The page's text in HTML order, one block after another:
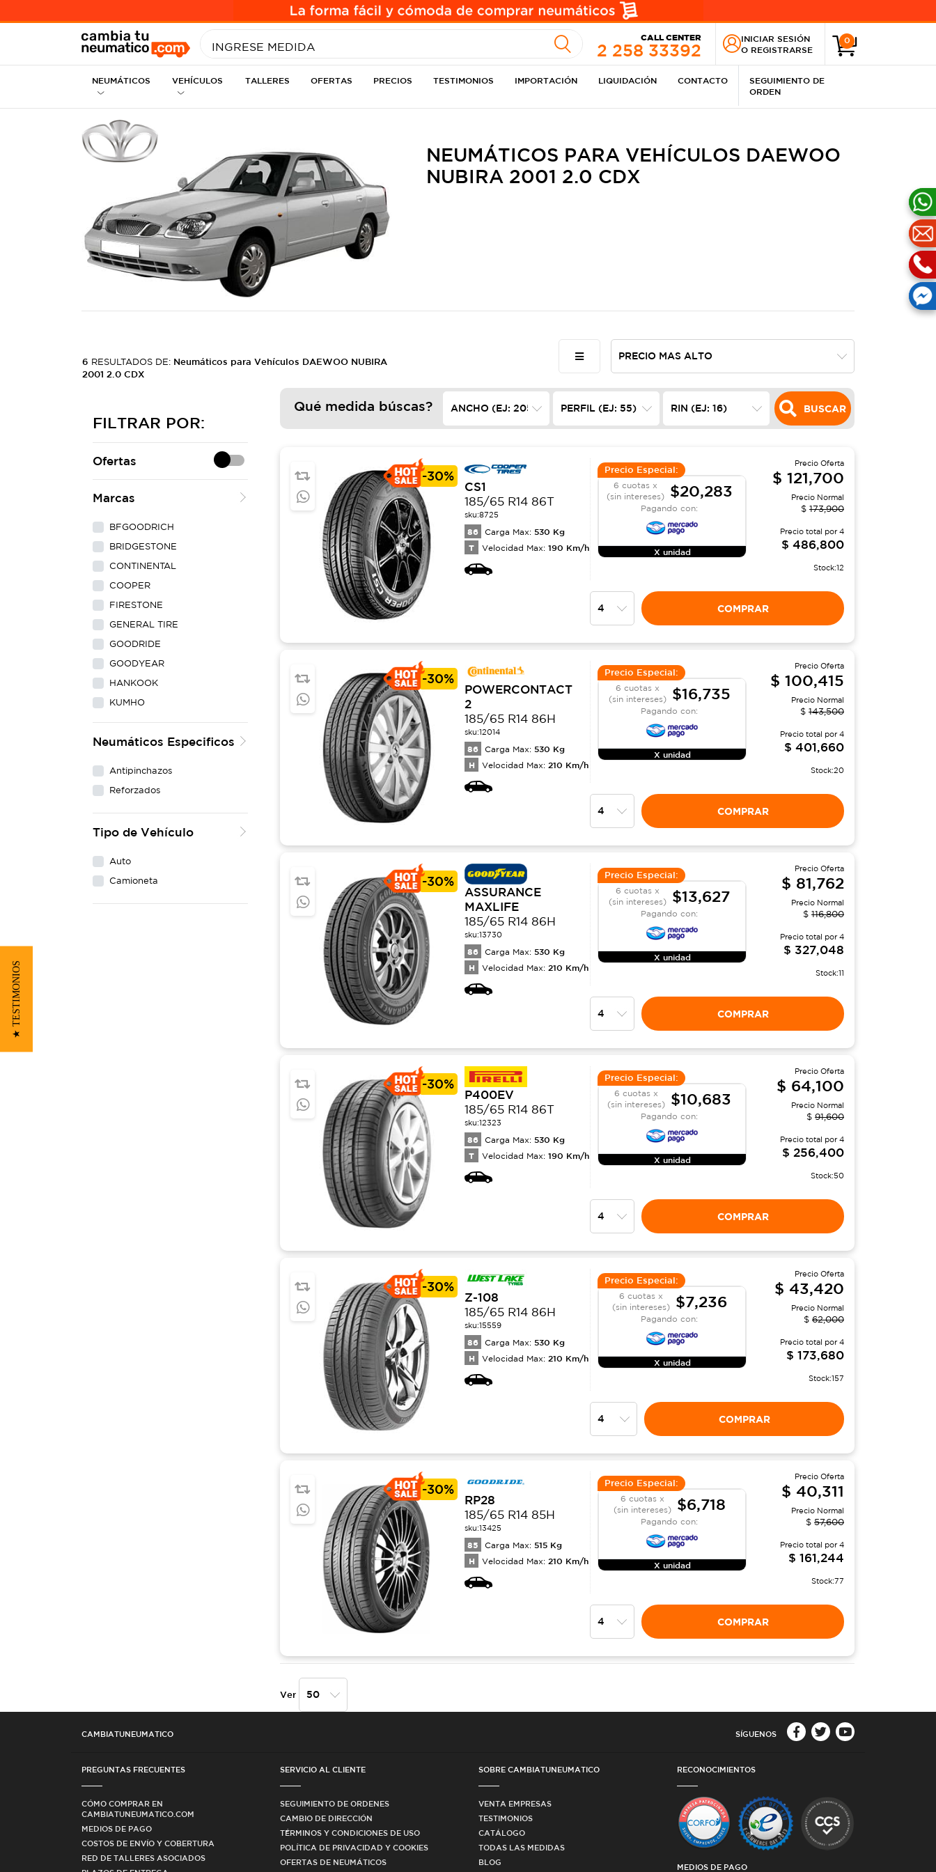
INGRESE MEDIDA
CALL CENTER
2 258 33392
INICIAR SESIÓN
O REGISTRARSE
0
NEUMÁTICOS VEHÍCULOS TALLERES OFERTAS PRECIOS TESTIMONIOS IMPORTACIÓN LIQUIDACIÓN CONTACTO
SEGUIMIENTO DE
ORDEN
NEUMÁTICOS PARA VEHÍCULOS DAEWOO
NUBIRA 2001 2.0 CDX
6 RESULTADOS DE: Neumáticos para Vehículos DAEWOO NUBIRA
2001 2.0 CDX
FILTRAR POR:
Ofertas
Marcas
BFGOODRICH
BRIDGESTONE
CONTINENTAL
COOPER
FIRESTONE
GENERAL TIRE
GOODRIDE
GOODYEAR
HANKOOK
KUMHO
LING LONG
MAXXIS
YOKOHAMA
Neumáticos Especificos
Antipinchazos
Reforzados
Tipo de Vehículo
Auto
Camioneta
Qué medida búscas? BUSCAR
-30%
CS1
185/65 R14 86T
sku:8725
86 Carga Max: 530 Kg
T Velocidad Max: 190 Km/h
Precio Especial:
6 cuotas x
(sin intereses)
$20,283
Pagando con:
X unidad
Precio Oferta
$ 121,700
Precio Normal
$ 173,900
Precio total por4
$ 486,800
Stock:12
COMPRAR
-30%
POWERCONTACT
2
185/65 R14 86H
sku:12014
86 Carga Max: 530 Kg
H Velocidad Max: 210 Km/h
Precio Especial:
6 cuotas x
(sin intereses)
$16,735
Pagando con:
X unidad
Precio Oferta
$ 100,415
Precio Normal
$ 143,500
Precio total por4
$ 401,660
Stock:20
COMPRAR
-30%
ASSURANCE
MAXLIFE
185/65 R14 86H
sku:13730
86 Carga Max: 530 Kg
H Velocidad Max: 210 Km/h
Precio Especial:
6 cuotas x
(sin intereses)
$13,627
Pagando con:
X unidad
Precio Oferta
$ 81,762
Precio Normal
$ 116,800
Precio total por4
$ 327,048
Stock:11
COMPRAR
-30%
P400EV
185/65 R14 86T
sku:12323
86 Carga Max: 530 Kg
T Velocidad Max: 190 Km/h
Precio Especial:
6 cuotas x
(sin intereses)
$10,683
Pagando con:
X unidad
Precio Oferta
$ 64,100
Precio Normal
$ 91,600
Precio total por4
$ 256,400
Stock:50
COMPRAR
-30%
Z-108
185/65 R14 86H
sku:15559
86 Carga Max: 530 Kg
H Velocidad Max: 210 Km/h
Precio Especial:
6 cuotas x
(sin intereses)
$7,236
Pagando con:
X unidad
Precio Oferta
$ 43,420
Precio Normal
$ 62,000
Precio total por4
$ 173,680
Stock:157
COMPRAR
-30%
RP28
185/65 R14 85H
sku:13425
85 Carga Max: 515 Kg
H Velocidad Max: 210 Km/h
Precio Especial:
6 cuotas x
(sin intereses)
$6,718
Pagando con:
X unidad
Precio Oferta
$ 40,311
Precio Normal
$ 57,600
Precio total por4
$ 161,244
Stock:77
COMPRAR
Ver
CAMBIATUNEUMATICO SÍGUENOS
PREGUNTAS FRECUENTES
CÓMO COMPRAR EN
CAMBIATUNEUMATICO.COM
MEDIOS DE PAGO
COSTOS DE ENVÍO Y COBERTURA
RED DE TALLERES ASOCIADOS
SERVICIO AL CLIENTE
SEGUIMIENTO DE ORDENES
CAMBIO DE DIRECCIÓN
TÉRMINOS Y CONDICIONES DE USO
POLÍTICA DE PRIVACIDAD Y COOKIES
OFERTAS DE NEUMÁTICOS
SOBRE CAMBIATUNEUMATICO
VENTA EMPRESAS
TESTIMONIOS
CATÁLOGO
TODAS LAS MEDIDAS
BLOG
RECONOCIMIENTOS
MEDIOS DE PAGO
★ TESTIMONIOS